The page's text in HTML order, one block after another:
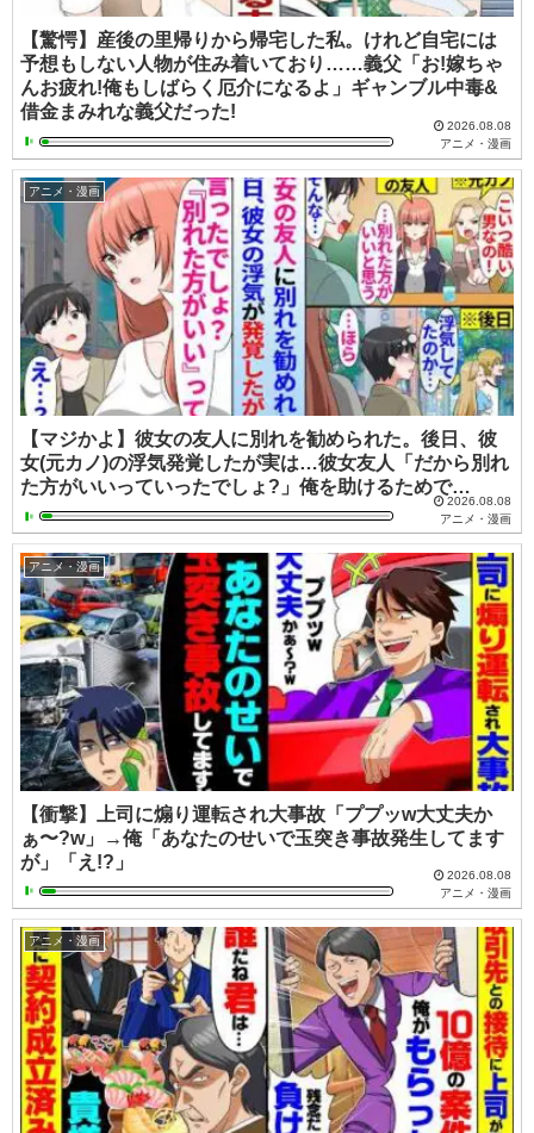
【驚愕】産後の里帰りから帰宅した私。けれど自宅には
予想もしない人物が住み着いており……義父「お!嫁ちゃ
んお疲れ!俺もしばらく厄介になるよ」ギャンブル中毒&
借金まみれな義父だった!
2026.08.08
アニメ・漫画
アニメ・漫画
【マジかよ】彼女の友人に別れを勧められた。後日、彼
女(元カノ)の浮気発覚したが実は…彼女友人「だから別れ
た方がいいっていったでしょ?」俺を助けるためで…
2026.08.08
アニメ・漫画
アニメ・漫画
【衝撃】上司に煽り運転され大事故「ププッw大丈夫か
ぁ〜?w」→俺「あなたのせいで玉突き事故発生してます
が」「え!?」
2026.08.08
アニメ・漫画
アニメ・漫画